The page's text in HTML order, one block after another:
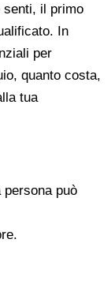
senti, il primo
In
per
quanto costa,
tua
può